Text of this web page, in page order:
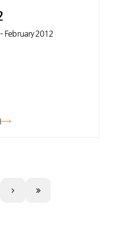
February 2012